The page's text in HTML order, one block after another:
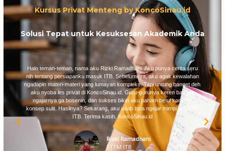
Kursus Privat Menteng by KoncoSinau.id
Solusi Tepat untuk Kesuksesan Akademik Anda
Halo teman-teman, nama aku Rizki Ramadhani. Aku punya cerita seru
nih tentang persiapanku masuk ITB. Sebelumnya, aku agak kewalahan
ngadapin materi-materi yang lumayan kompleks. Tapi untung banget deh
aku nyoba les privat di KoncoSinau.id. Guru-gurunya keren banget,
ngajarnya ga bosenin, dan sukses bikin aku paham betul konsep-
konsep sulit. Hasilnya? Sekarang, aku udah bisa ngejar mimpi di FTTM
ITB. Terima kasih, KoncoSinau.id
Rizki Ramadhani
FTTM ITB